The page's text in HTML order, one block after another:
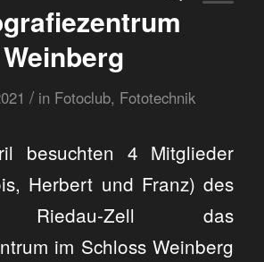
Weinberg
/ in Fotoclub, Fototechnik
besuchten 4 Mitglieder
Herbert und Franz) des
Riedau-Zell das
im Schloss Weinberg